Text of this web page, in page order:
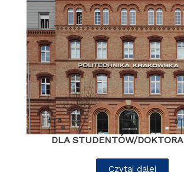
DLA STUDENTÓW/
Czytaj dalej